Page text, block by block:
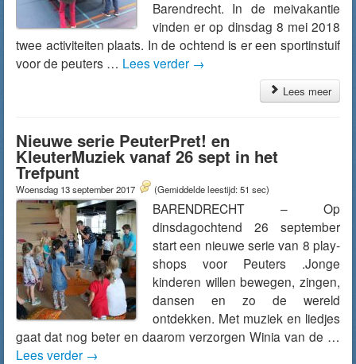
Barendrecht. In de meivakantie
vinden er op dinsdag 8 mei 2018
twee activiteiten plaats. In de ochtend is er een sportinstuif
voor de peuters … Lees verder →
Lees meer
Nieuwe serie PeuterPret! en
KleuterMuziek vanaf 26 sept in het
Trefpunt
Woensdag 13 september 2017 (Gemiddelde leestijd: 51 sec)
BARENDRECHT – Op
dinsdagochtend 26 september
start een nieuwe serie van 8 play-
shops voor Peuters .Jonge
kinderen willen bewegen, zingen,
dansen en zo de wereld
ontdekken. Met muziek en liedjes
gaat dat nog beter en daarom verzorgen Winia van de …
Lees verder →